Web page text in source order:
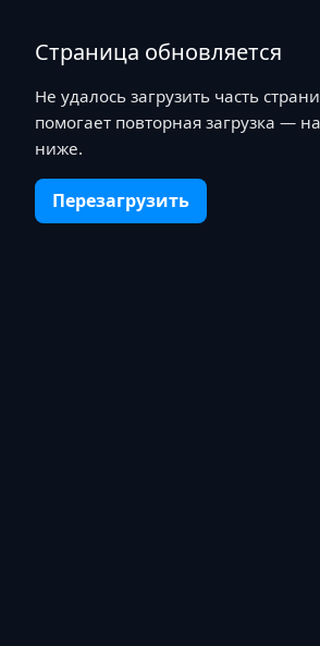
Страница обновляется
Не удалось загрузить часть
помогает повторная загрузка —
ниже.
Перезагрузить